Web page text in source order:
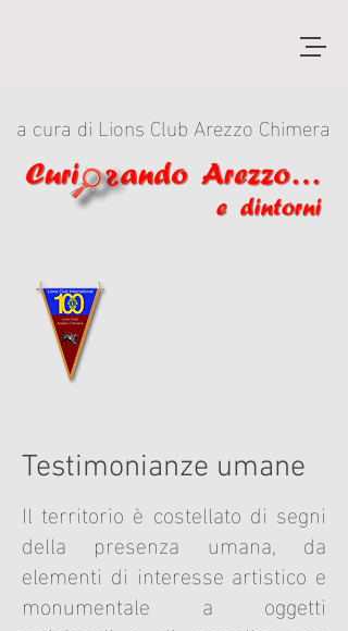
a cura di Lions Club Arezzo Chimera
Testimonianze umane
Il territorio è costellato di segni
della presenza umana, da
elementi di interesse artistico e
monumentale a oggetti